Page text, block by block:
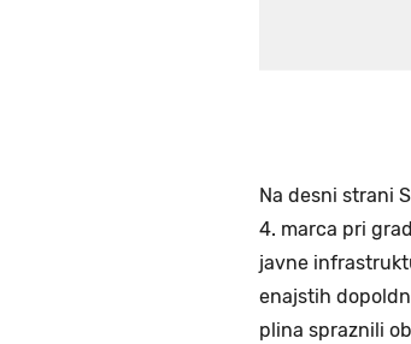
Na desni strani
4. marca pri
javne
enajstih
plina spraznili